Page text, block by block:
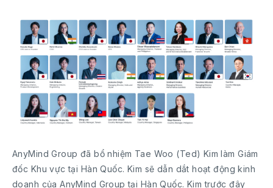
AnyMind Group đã bổ nhiệm Tae Woo (Ted) Kim làm Giám
đốc Khu vực tại Hàn Quốc. Kim sẽ dẫn dắt hoạt động kinh
doanh của AnyMind Group tại Hàn Quốc. Kim trước đây